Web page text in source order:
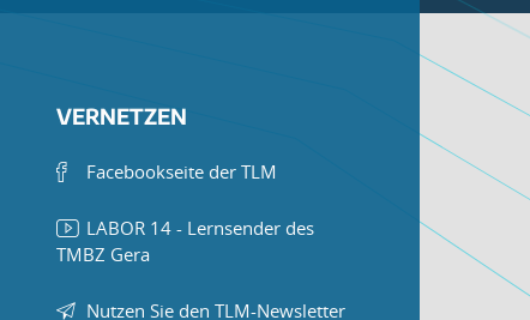
VERNETZEN
Facebookseite der TLM
LABOR 14 - Lernsender des
TMBZ Gera
Nutzen Sie den TLM-Newsletter